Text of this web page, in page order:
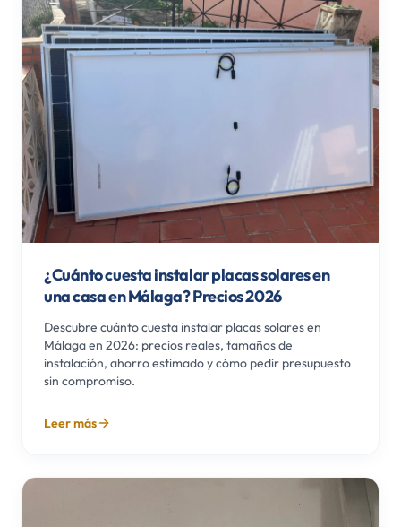
¿Cuánto cuesta instalar placas solares en
una casa en Málaga? Precios 2026
Descubre cuánto cuesta instalar placas solares en
Málaga en 2026: precios reales, tamaños de
instalación, ahorro estimado y cómo pedir presupuesto
sin compromiso.
Leer más